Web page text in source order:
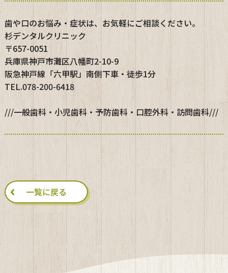
歯や口のお悩み・症状は、お気軽にご相談ください。
杉デンタルクリニック
〒657-0051
兵庫県神戸市灘区八幡町2-10-9
阪急神戸線「六甲駅」南側下車・徒歩1分
TEL.078-200-6418
///一般歯科・小児歯科・予防歯科・口腔外科・訪問歯科///
一覧に戻る